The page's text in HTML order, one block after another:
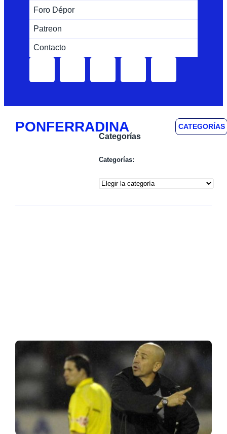
Foro Dépor
Patreon
Contacto
PONFERRADINA
Categorías
Categorías:
CATEGORÍAS